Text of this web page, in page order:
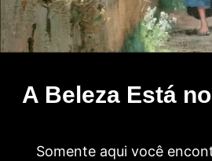
A Beleza Está
Somente aqui você